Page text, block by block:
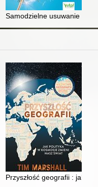
Samodzielne usuwanie
Chiny i koniec pięciu
Przyszłość geografii : jak